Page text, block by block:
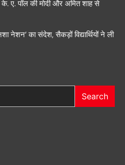
ए. पॉल की मोदी और अमित शाह से
नेशन’ का संदेश, सैकड़ों विद्यार्थियों ने ली
Search